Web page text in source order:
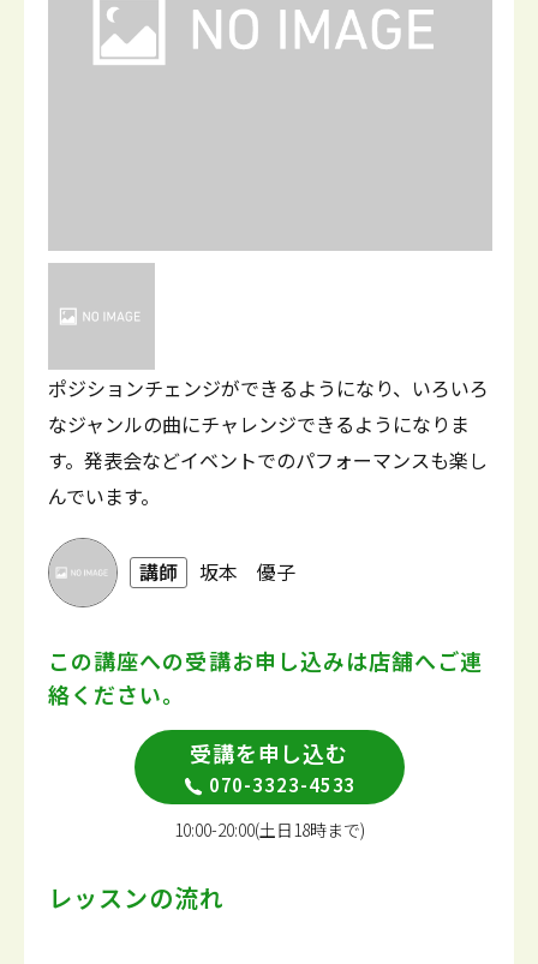
ポジションチェンジができるようになり、いろいろ
なジャンルの曲にチャレンジできるようになりま
す。発表会などイベントでのパフォーマンスも楽し
んでいます。
講師 坂本 優子
この講座への受講お申し込みは店舗へご連
絡ください。
受講を申し込む
070-3323-4533
10:00-20:00(土日18時まで)
レッスンの流れ